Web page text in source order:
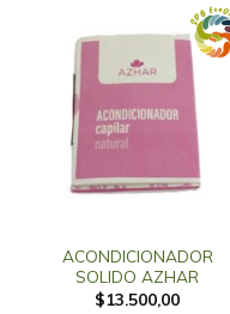
ACONDICIONADOR
SOLIDO AZHAR
$13.500,00